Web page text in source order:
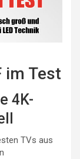
im Test
4K-
TVs aus